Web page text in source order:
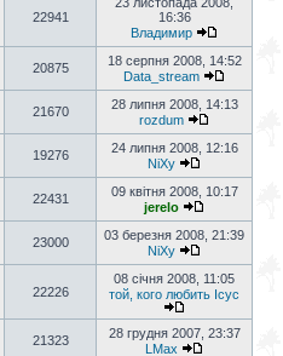
22941
16:36
Владимир
20875
18 серпня 2008, 14:52
Data_stream
21670
28 липня 2008, 14:13
rozdum
19276
24 липня 2008, 12:16
NiXy
22431
09 квітня 2008, 10:17
jerelo
23000
03 березня 2008, 21:39
NiXy
22226
08 січня 2008, 11:05
той, кого любить Ісус
21323
28 грудня 2007, 23:37
LMax